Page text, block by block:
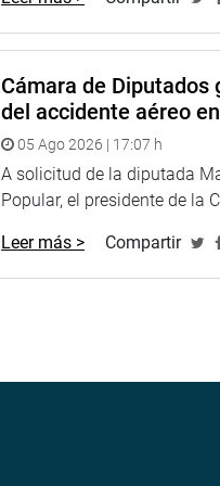
Cámara de
del accidente aéreo
05 Ago 2026 | 17:07 h
A solicitud de la diputada
Popular, el presidente de la
Leer más > Compartir